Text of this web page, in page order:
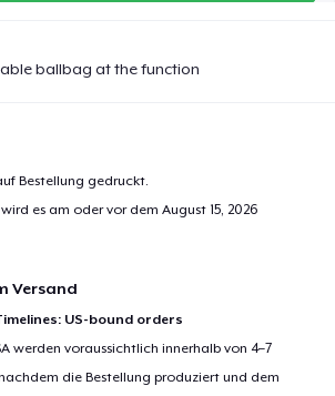
ballbag at the function
Bestellung gedruckt.
es am oder vor demAugust 15, 2026
Versand
US-bound orders
werden voraussichtlich innerhalb von 4–7
die Bestellung produziert und dem